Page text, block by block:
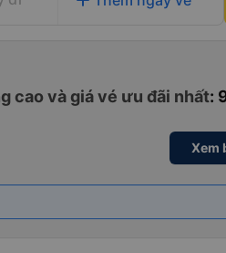
cao và giá vé ưu đãi nhất:
Xem